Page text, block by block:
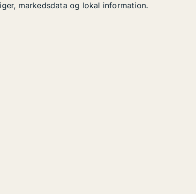
markedsdata og lokal information.